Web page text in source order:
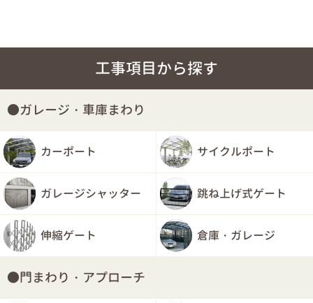
工事項目から探す
ガレージ・車庫まわり
カーポート サイクルポート
ガレージシャッター 跳ね上げ式ゲート
伸縮ゲート 倉庫・ガレージ
門まわり・アプローチ